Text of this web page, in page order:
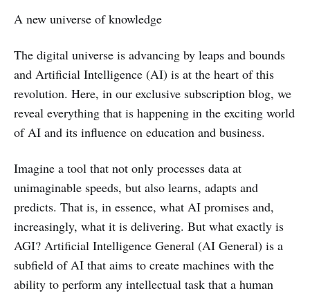
A new universe of knowledge
The digital universe is advancing by leaps and bounds
and Artificial Intelligence (AI) is at the heart of this
revolution. Here, in our exclusive subscription blog, we
reveal everything that is happening in the exciting world
of AI and its influence on education and business.
Imagine a tool that not only processes data at
unimaginable speeds, but also learns, adapts and
predicts. That is, in essence, what AI promises and,
increasingly, what it is delivering. But what exactly is
AGI? Artificial Intelligence General (AI General) is a
subfield of AI that aims to create machines with the
ability to perform any intellectual task that a human